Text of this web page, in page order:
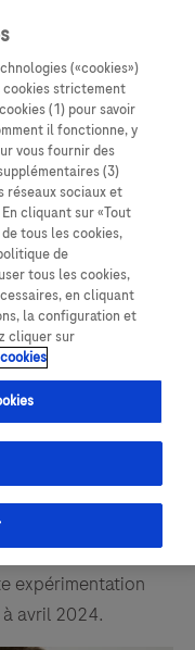
le CHU de Lille et
Iatroprev vise à
Objectif :
médicaments, dont
la personne âgée
des liens
expérimentation
avril 2024.
(«cookies»)
strictement
(1) pour savoir
il fonctionne, y
vous fournir des
(3)
réseaux sociaux et
cliquant sur «Tout
tous les cookies,
de
tous les cookies,
en cliquant
la configuration et
cliquer sur